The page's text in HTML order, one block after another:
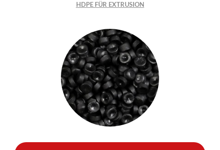
HDPE FÜR EXTRUSION
REPEBO len80080
(HDPE)
HDPE FÜR EXTRUSION